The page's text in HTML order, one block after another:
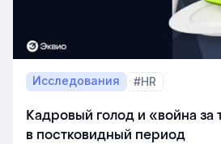
Исследования #HR
Кадровый голод и «война за
в постковидный период